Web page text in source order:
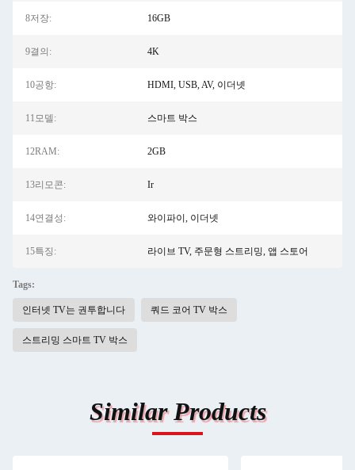
8저장: 16GB
9결의: 4K
10공항: HDMI, USB, AV, 이더넷
11모델: 스마트 박스
12RAM: 2GB
13리모콘: Ir
14연결성: 와이파이, 이더넷
15특징: 라이브 TV, 주문형 스트리밍, 앱 스토어
Tags:
인터넷 TV는 권투합니다 쿼드 코어 TV 박스
스트리밍 스마트 TV 박스
Similar Products